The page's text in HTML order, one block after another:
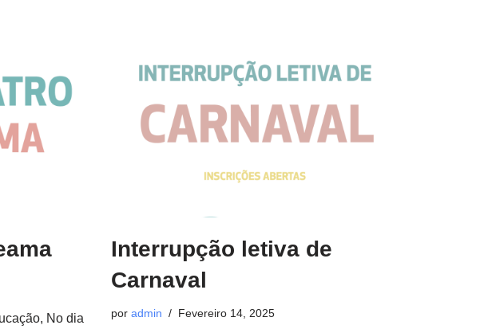
No dia
Interrupção letiva de
Carnaval
por admin Fevereiro 14, 2025